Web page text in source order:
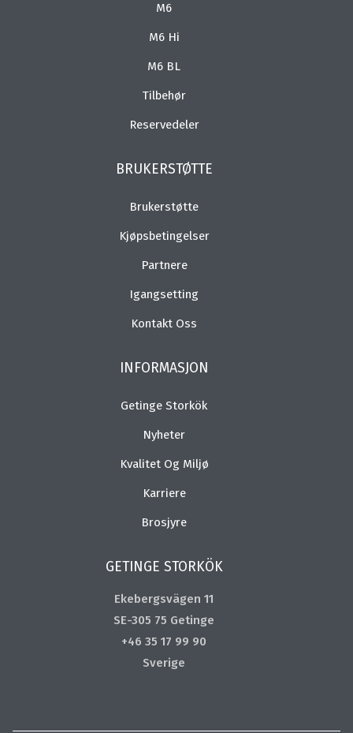
M6
M6 Hi
M6 BL
Tilbehør
Reservedeler
BRUKERSTØTTE
Brukerstøtte
Kjøpsbetingelser
Partnere
Igangsetting
Kontakt Oss
INFORMASJON
Getinge Storkök
Nyheter
Kvalitet Og Miljø
Karriere
Brosjyre
GETINGE STORKÖK
Ekebergsvägen 11
SE-305 75 Getinge
+46 35 17 99 90
Sverige